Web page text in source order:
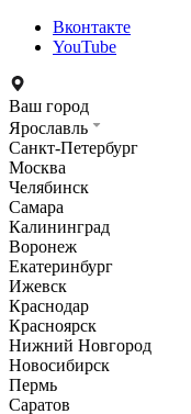
Вконтакте
YouTube
Ваш город
Ярославль
Санкт-Петербург
Москва
Челябинск
Самара
Калининград
Воронеж
Екатеринбург
Ижевск
Краснодар
Красноярск
Нижний Новгород
Новосибирск
Пермь
Саратов